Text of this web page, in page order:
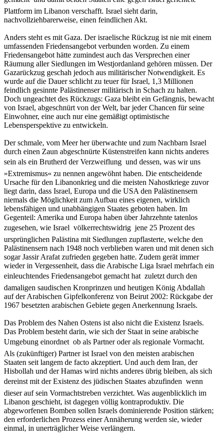
Plattform im Libanon verschafft. Israel sieht darin,
nachvollziehbarerweise, einen feindlichen Akt.
Anders steht es mit Gaza. Der israelische Rückzug ist nie mit einem
umfassenden Friedensangebot verbunden worden. Zu einem
Friedensangebot hätte zumindest auch das Versprechen einer
Räumung aller Siedlungen im Westjordanland gehören müssen. Der
Gazarückzug geschah jedoch aus militärischer Notwendigkeit. Es
wurde auf die Dauer schlicht zu teuer für Israel, 1,3 Millionen
feindlich gesinnte Palästinenser militärisch in Schach zu halten.
Doch ungeachtet des Rückzugs: Gaza bleibt ein Gefängnis, bewacht
von Israel, abgeschnürt von der Welt, bar jeder Chancen für seine
Einwohner, eine auch nur eine gemäßigt optimistische
Lebensperspektive zu entwickeln.
Der schmale, vom Meer her überwachte und zum Nachbarn Israel
durch einen Zaun abgeschnürte Küstenstreifen kann nichts anderes
sein als ein Brutherd der Verzweiflung  und dessen, was wir uns
»Extremismus« zu nennen angewöhnt haben. Die entscheidende
Ursache für den Libanonkrieg und die meisten Nahostkriege zuvor
liegt darin, dass Israel, Europa und die USA den Palästinensern
niemals die Möglichkeit zum Aufbau eines eigenen, wirklich
lebensfähigen und unabhängigen Staates geboten haben. Im
Gegenteil: Amerika und Europa haben über Jahrzehnte tatenlos
zugesehen, wie Israel  völkerrechtswidrig  jene 25 Prozent des
ursprünglichen Palästina mit Siedlungen zupflasterte, welche den
Palästinensern nach 1948 noch verblieben waren und mit denen sich
sogar Jassir Arafat zufrieden gegeben hatte. Zudem gerät immer
wieder in Vergessenheit, dass die Arabische Liga Israel mehrfach ein
einleuchtendes Friedensangebot gemacht hat  zuletzt durch den
damaligen saudischen Kronprinzen und heutigen König Abdallah
auf der Arabischen Gipfelkonferenz von Beirut 2002: Rückgabe der
1967 besetzten arabischen Gebiete gegen Anerkennung Israels.
Das Problem des Nahen Ostens ist also nicht die Existenz Israels.
Das Problem besteht darin, wie sich der Staat in seine arabische
Umgebung einordnet  ob als Partner oder als regionale Vormacht.
Als (zukünftiger) Partner ist Israel von den meisten arabischen
Staaten seit langem de facto akzeptiert. Und auch dem Iran, der
Hisbollah und der Hamas wird nichts anderes übrig bleiben, als sich
dereinst mit der Existenz des jüdischen Staates abzufinden  wenn
dieser auf sein Vormachtstreben verzichtet. Was augenblicklich im
Libanon geschieht, ist dagegen völlig kontraproduktiv. Die
abgeworfenen Bomben sollen Israels dominierende Position stärken;
den erforderlichen Prozess einer Annäherung werden sie, wieder
einmal, in unerträglicher Weise verlängern.